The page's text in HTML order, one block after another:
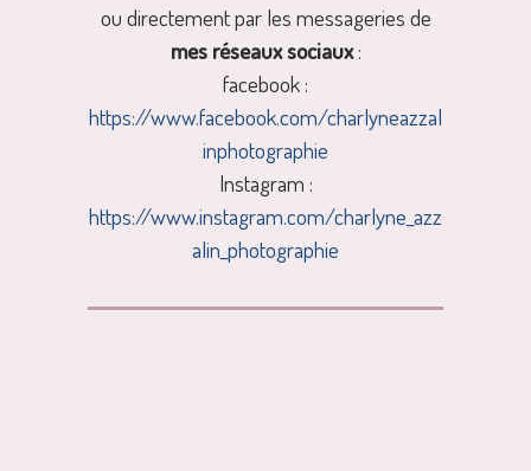
ou directement par les messageries de
mes réseaux sociaux:
facebook :
https://www.facebook.com/charlyneazzal
inphotographie
Instagram :
https://www.instagram.com/charlyne_azz
alin_photographie